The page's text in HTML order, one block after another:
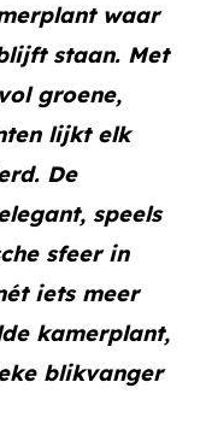
waar
staan. Met
groene,
lijkt elk
De
speels
sfeer in
iets meer
kamerplant,
blikvanger